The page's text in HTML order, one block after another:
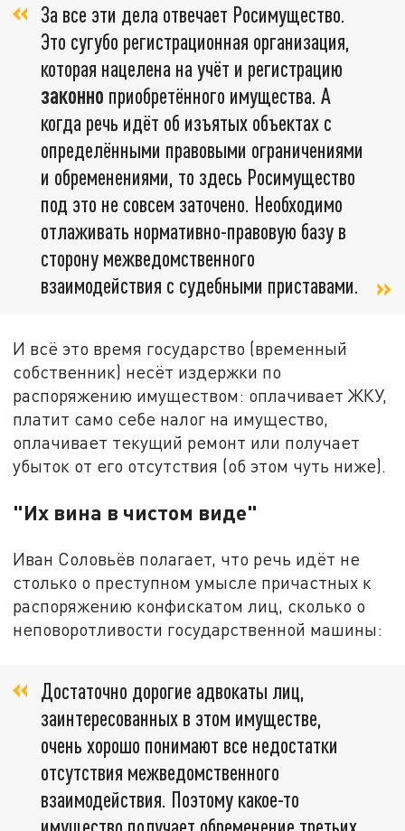
За все эти дела отвечает Росимущество.
Это сугубо регистрационная организация,
которая нацелена на учёт и регистрацию
законно приобретённого имущества. А
когда речь идёт об изъятых объектах с
определёнными правовыми ограничениями
и обременениями, то здесь Росимущество
под это не совсем заточено. Необходимо
отлаживать нормативно-правовую базу в
сторону межведомственного
взаимодействия с судебными приставами.
И всё это время государство (временный
собственник) несёт издержки по
распоряжению имуществом: оплачивает ЖКУ,
платит само себе налог на имущество,
оплачивает текущий ремонт или получает
убыток от его отсутствия (об этом чуть ниже).
"Их вина в чистом виде"
Иван Соловьёв полагает, что речь идёт не
столько о преступном умысле причастных к
распоряжению конфискатом лиц, сколько о
неповоротливости государственной машины:
Достаточно дорогие адвокаты лиц,
заинтересованных в этом имуществе,
очень хорошо понимают все недостатки
отсутствия межведомственного
взаимодействия. Поэтому какое-то